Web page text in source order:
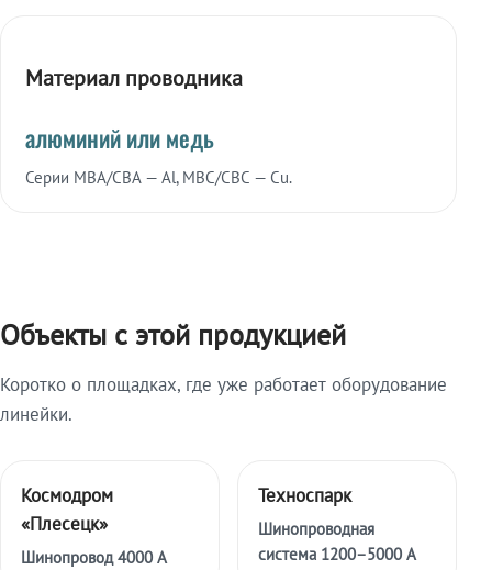
Материал проводника
алюминий или медь
Серии МВА/СВА — Al, МВС/СВС — Cu.
Объекты с этой продукцией
Коротко о площадках, где уже работает оборудование
линейки.
Космодром
«Плесецк»
Шинопровод 4000 А
Техноспарк
Шинопроводная
система 1200–5000 А